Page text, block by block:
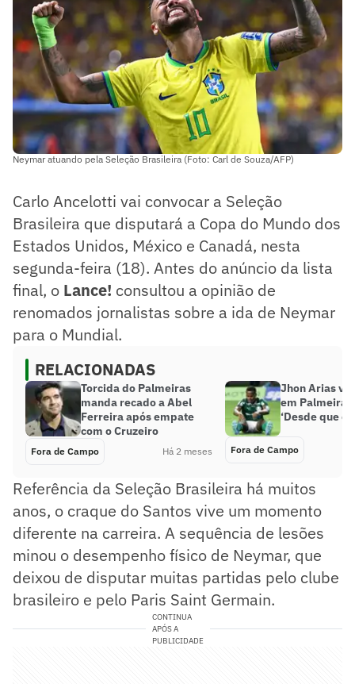
Neymar atuando pela Seleção Brasileira (Foto: Carl de Souza/AFP)
Carlo Ancelotti vai convocar a Seleção
Brasileira que disputará a Copa do Mundo dos
Estados Unidos, México e Canadá, nesta
segunda-feira (18). Antes do anúncio da lista
final, o Lance! consultou a opinião de
renomados jornalistas sobre a ida de Neymar
para o Mundial.
RELACIONADAS
Torcida do Palmeiras
manda recado a Abel
Ferreira após empate
com o Cruzeiro
Fora de Campo Há 2 meses
Jhon Arias
em
‘Desde que
Fora de Campo
Referência da Seleção Brasileira há muitos
anos, o craque do Santos vive um momento
diferente na carreira. A sequência de lesões
minou o desempenho físico de Neymar, que
deixou de disputar muitas partidas pelo clube
brasileiro e pelo Paris Saint Germain.
CONTINUA
APÓS A
PUBLICIDADE